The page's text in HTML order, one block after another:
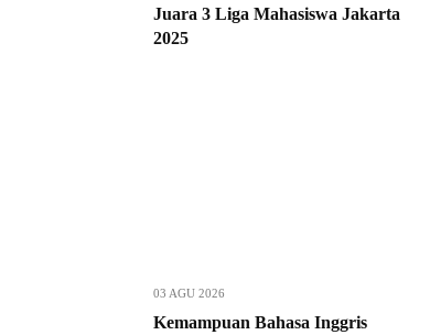
Juara 3 Liga Mahasiswa Jakarta
2025
03 AGU 2026
Kemampuan Bahasa Inggris